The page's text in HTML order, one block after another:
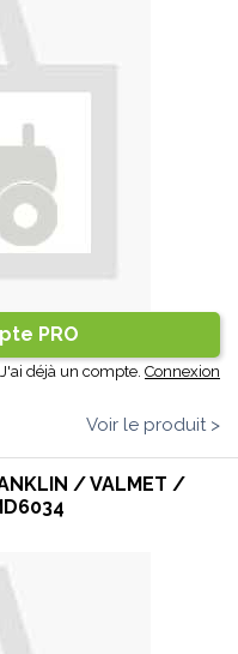
PRO
J'ai déjà un compte. Connexion
Voir le produit >
/ VALMET /